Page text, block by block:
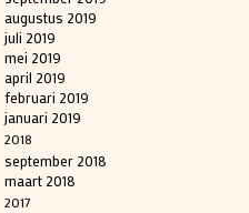
augustus 2019
juli 2019
mei 2019
april 2019
februari 2019
januari 2019
2018
september 2018
maart 2018
2017